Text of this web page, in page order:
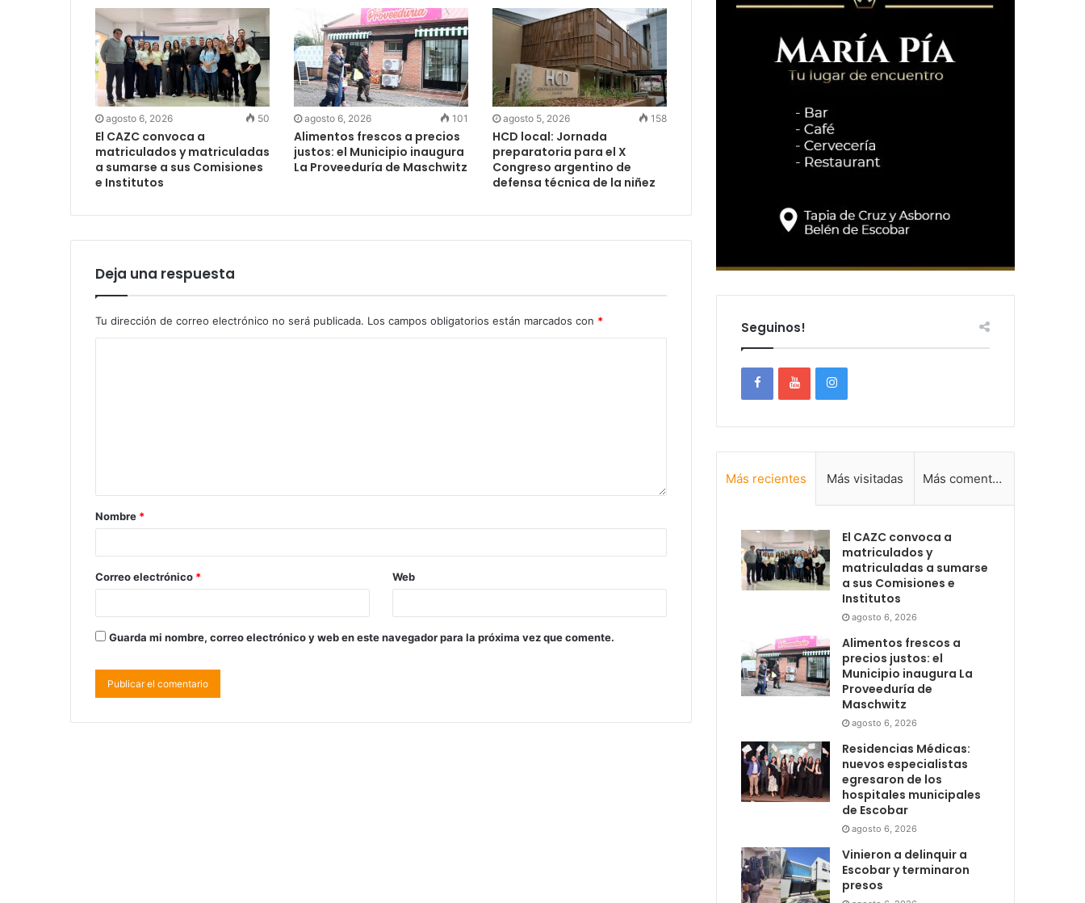
agosto 6, 2026 50
El CAZC convoca a
matriculados y matriculadas
a sumarse a sus Comisiones
e Institutos
agosto 6, 2026 101
Alimentos frescos a precios
justos: el Municipio inaugura
La Proveeduría de Maschwitz
agosto 5, 2026 158
HCD local: Jornada
preparatoria para el X
Congreso argentino de
defensa técnica de la niñez
Deja una respuesta
Tu dirección de correo electrónico no será publicada. Los campos obligatorios están marcados con *
Nombre *
Correo electrónico * Web
Guarda mi nombre, correo electrónico y web en este navegador para la próxima vez que comente.
Seguinos!
Más recientes Más visitadas Más comentadas
El CAZC convoca a
matriculados y
matriculadas a sumarse
a sus Comisiones e
Institutos
agosto 6, 2026
Alimentos frescos a
precios justos: el
Municipio inaugura La
Proveeduría de
Maschwitz
agosto 6, 2026
Residencias Médicas:
nuevos especialistas
egresaron de los
hospitales municipales
de Escobar
agosto 6, 2026
Vinieron a delinquir a
Escobar y terminaron
presos